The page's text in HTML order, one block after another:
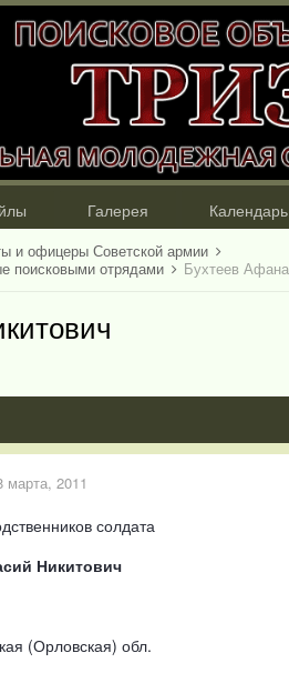
Галерея Календарь
и офицеры Советской армии
поисковыми отрядами
Бухтеев
марта, 2011
солдата
Никитович
(Орловская) обл.